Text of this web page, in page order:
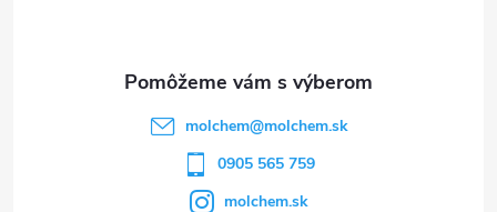
molchem@molchem.sk
0905 565 759
molchem.sk